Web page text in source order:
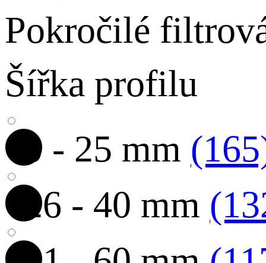
Pokročilé
Šířka profilu
0 - 25 mm
26 - 40 mm